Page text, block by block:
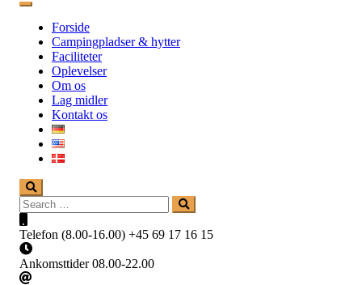
Forside
Campingpladser & hytter
Faciliteter
Oplevelser
Om os
Lag midler
Kontakt os
Search
for:
Search
Telefon (8.00-16.00) +45 69 17 16 15
Ankomsttider 08.00-22.00